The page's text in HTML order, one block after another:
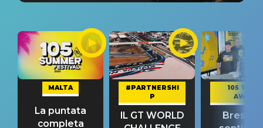
MALTA
La puntata
completa
#PARTNERSHI
P
IL GT WORLD
105 TAKE
AWAY
Bresh: